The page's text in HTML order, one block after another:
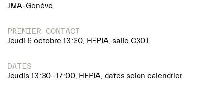
JMA-Genève
PREMIER CONTACT
Jeudi 6 octobre 13 :30, HEPIA, salle C301
DATES
Jeudis 13 :30-17 :00, HEPIA, dates selon calendrier